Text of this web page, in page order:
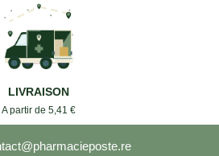
LIVRAISON
A partir de 5,41 €